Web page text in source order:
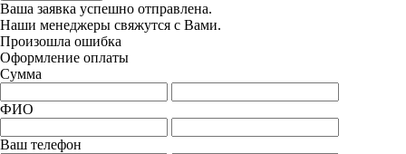
Ваша заявка успешно отправлена.
Наши менеджеры свяжутся с Вами.
Произошла ошибка
Оформление оплаты
Сумма
ФИО
Ваш телефон